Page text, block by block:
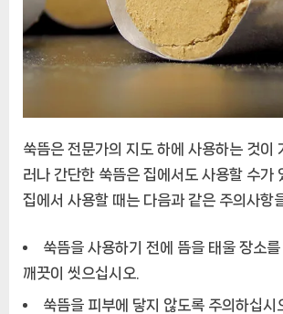
쑥뜸은 전문가의 지도 하에 사용하는 것이
러나 간단한 쑥뜸은 집에서도 사용할 수가
집에서 사용할 때는 다음과 같은 주의사항
쑥뜸을 사용하기 전에 뜸을 태울 장소
깨끗이 씻으십시오.
쑥뜸을 피부에 닿지 않도록 주의하십시